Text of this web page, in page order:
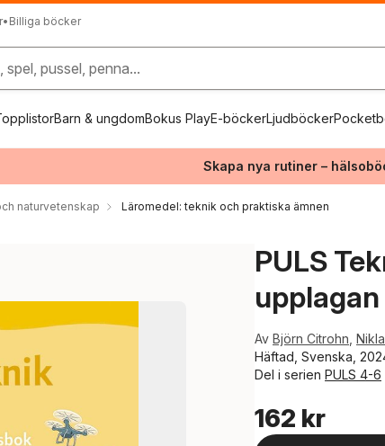
• Billiga böcker
spel, pussel, penna...
Barn & ungdomBokus PlayE-böckerLjudböcker
Skapa nya rutiner –
naturvetenskap Läromedel: teknik och praktiska ämnen
PULS
upplagan
Av Björn Citrohn
Häftad, Svenska,
Del i serien PULS 4-6
162 kr